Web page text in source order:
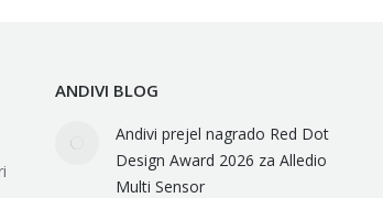
ANDIVI BLOG
Andivi prejel nagrado Red Dot
Design Award 2026 za Alledio
Multi Sensor